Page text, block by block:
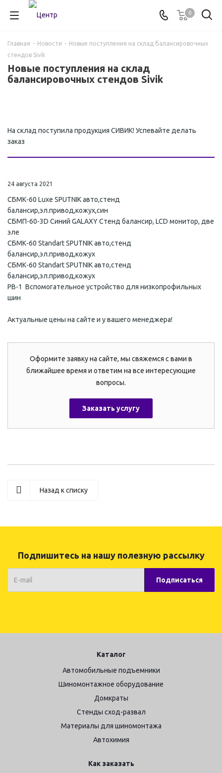
0
Главная - Новости - Новые поступления на склад балансировочных
стендов Sivik
Новые поступления на склад
балансировочных стендов Sivik
На склад поступила продукция СИВИК! Успевайте делать
заказ
24 августа 2021
СБМК-60 Luxe SPUTNIK авто,стенд
балансир,эл.привод,кожух,син
СБМП-60-3D Синий GALAXY Стенд балансир, LCD монитор, две
эле
СБМК-60 Standart SPUTNIK авто,стенд
балансир,эл.привод,кожух
СБМК-60 Standart SPUTNIK авто,стенд
балансир,эл.привод,кожух
РВ-1 Вспомогательное устройство для низкопрофильных
шин
Актуальные цены на сайте и у вашего менеджера!
Оформите заявку на сайте, мы свяжемся с вами в
ближайшее время и ответим на все интересующие
вопросы.
Заказать услугу
Назад к списку
Подпишитесь на нашу полезную рассылку
Каталог
Автомобильные подъемники
Шиномонтажное оборудование
Домкраты
Стенды сход-развал
Материалы для шиномонтажа
Автохимия
Как заказать